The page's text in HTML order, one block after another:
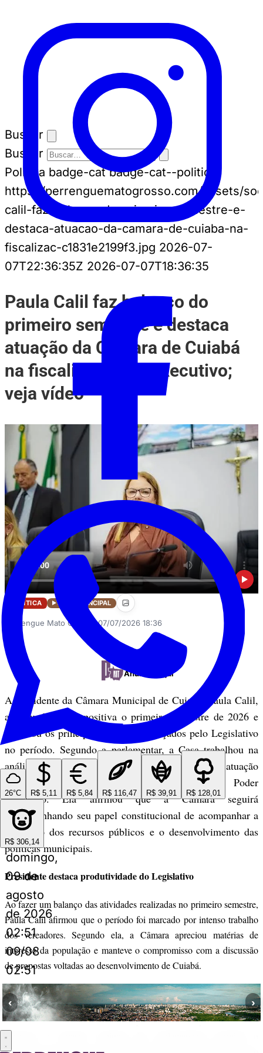
26°C R$ 5,11 R$ 5,84 R$ 116,47 R$ 39,91 R$ 128,01
R$ 306,14
domingo,
09 de
agosto
de 2026
02:51
09/08
02:51
‹ ›
Buscar
Buscar
Política badge-cat badge-cat--politica
https://perrenguematogrosso.com/assets/
calil-faz-balanco-do-primeiro-semestre-e-
destaca-atuacao-da-camara-de-cuiaba-na-
fiscalizac-c1831e2199f3.jpg 2026-07-
07T22:36:35Z 2026-07-07T18:36:35
Paula Calil faz balanço do
primeiro semestre e destaca
atuação da Câmara de Cuiabá
na fiscalização do Executivo;
veja vídeo
POLÍTICA VÍDEO PRINCIPAL
Perrengue Mato Grosso •07/07/2026 18:36
Anuncie aqui
A presidente da Câmara Municipal de Cuiabá, Paula Calil,
avaliou de forma positiva o primeiro semestre de 2026 e
destacou os principais avanços alcançados pelo Legislativo
no período. Segundo a parlamentar, a Casa trabalhou na
análise de projetos, no fortalecimento da atuação
parlamentar e na fiscalização das ações do Poder
Executivo. Ela afirmou que a Câmara seguirá
desempenhando seu papel constitucional de acompanhar a
aplicação dos recursos públicos e o desenvolvimento das
políticas municipais.
Presidente destaca produtividade do Legislativo
Ao fazer um balanço das atividades realizadas no primeiro semestre,
Paula Calil afirmou que o período foi marcado por intenso trabalho
dos vereadores. Segundo ela, a Câmara apreciou matérias de
interesse da população e manteve o compromisso com a discussão
de propostas voltadas ao desenvolvimento de Cuiabá.
A presidente ressaltou que o Legislativo buscou atuar de forma
responsável durante as votações e na construção de debates sobre
temas considerados relevantes para o município. Conforme
destacou, a atuação conjunta dos parlamentares permitiu o